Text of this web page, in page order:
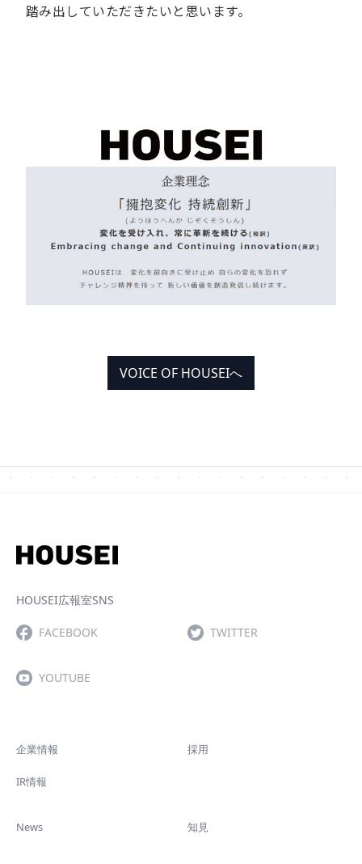
踏み出していただきたいと思います。
VOICE OF HOUSEIへ
HOUSEI広報室SNS
FACEBOOK TWITTER
YOUTUBE
企業情報 採用
IR情報
News 知見